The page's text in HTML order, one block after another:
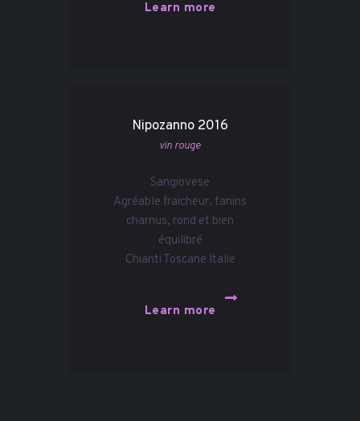
Learn more
Nipozanno 2016
vin rouge
Sangiovese
Agréable fraicheur, tanins
charnus, rond et bien
équilibré
Chianti Toscane Italie
Learn more